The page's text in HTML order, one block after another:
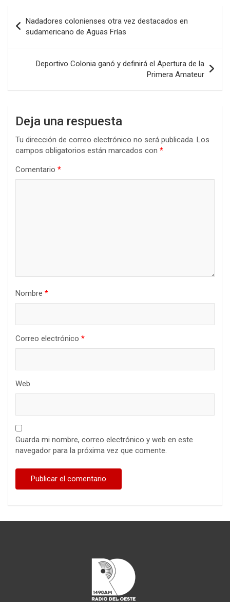
b
o
o
k
A
p
p
n
ar
tir
de
entradas
Nadadores colonienses otra vez destacados en
sudamericano de Aguas Frías
Deportivo Colonia ganó y definirá el Apertura de la
Primera Amateur
Deja una respuesta
Tu dirección de correo electrónico no será publicada. Los
campos obligatorios están marcados con *
Comentario *
Nombre *
Correo electrónico *
Web
Guarda mi nombre, correo electrónico y web en este
navegador para la próxima vez que comente.